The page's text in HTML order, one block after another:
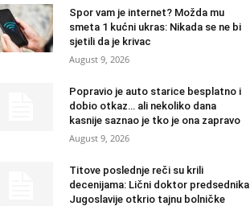
Spor vam je internet? Možda mu
smeta 1 kućni ukras: Nikada se ne bi
sjetili da je krivac
August 9, 2026
Popravio je auto starice besplatno i
dobio otkaz… ali nekoliko dana
kasnije saznao je tko je ona zapravo
August 9, 2026
Titove poslednje reči su krili
decenijama: Lični doktor predsednika
Jugoslavije otkrio tajnu bolničke